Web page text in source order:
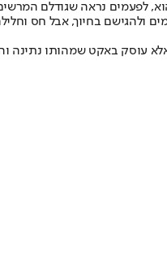
לפעמים נראה שגודלם
ולהגישם בחיוך, אבל חס
עוסק באקט שמהותו נתינה